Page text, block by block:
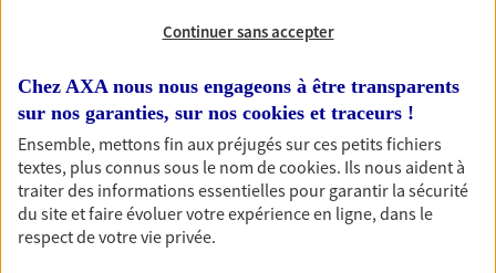
Nos offres phares
Épargne
Réalisez vos projets grâce à votre épargne : achat
immobilier, études des enfants ou voyage autour
Continuer sans accepter
Chez AXA nous nous engageons à être transparents
sur nos garanties, sur nos cookies et traceurs !
Ensemble, mettons fin aux préjugés sur ces petits fichiers
textes, plus connus sous le nom decookies. Ils nous aident à
traiter des informations essentielles pour garantir la sécurité
du site et faire évoluer votre expérience en ligne, dans le
respect de votre vie privée.